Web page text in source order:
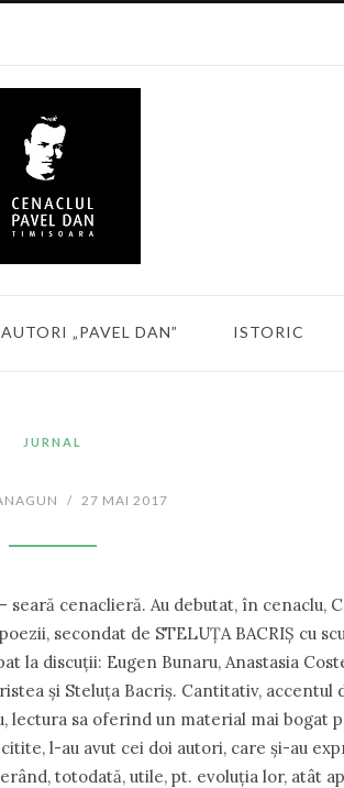
AUTORI „PAVEL DAN” ISTORIC
JURNAL
/ 27 MAI 2017
seară cenaclieră. Au debutat, în cenaclu,
secondat de STELUȚA BACRIȘ cu
la discuții: Eugen Bunaru, Anastasia
și Steluța Bacriș. Cantitativ, accentul
lectura sa oferind un material mai bogat
l-au avut cei doi autori, care și-au
totodată, utile, pt. evoluția lor, atât